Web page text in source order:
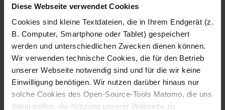
Diese Webseite verwendet Cookies
Cookies sind kleine Textdateien, die in Ihrem Endgerät (z.
B. Computer, Smartphone oder Tablet) gespeichert
werden und unterschiedlichen Zwecken dienen können.
Wir verwenden technische Cookies, die für den Betrieb
unserer Webseite notwendig sind und für die wir keine
Einwilligung benötigen. Wir nutzen darüber hinaus nur
solche Cookies des Open-Source-Tools Matomo, die uns
dabei helfen, die Nutzung unserer Webseite zu
Fotografo: Lorenz
Sternbach
Download
Fotografo: Lorenz
Sternbach
Download